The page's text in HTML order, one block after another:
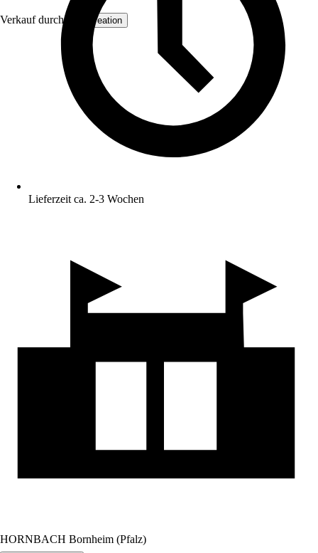
Verkauf durch: AS Creation
Lieferzeit ca. 2-3 Wochen
HORNBACH Bornheim (Pfalz)